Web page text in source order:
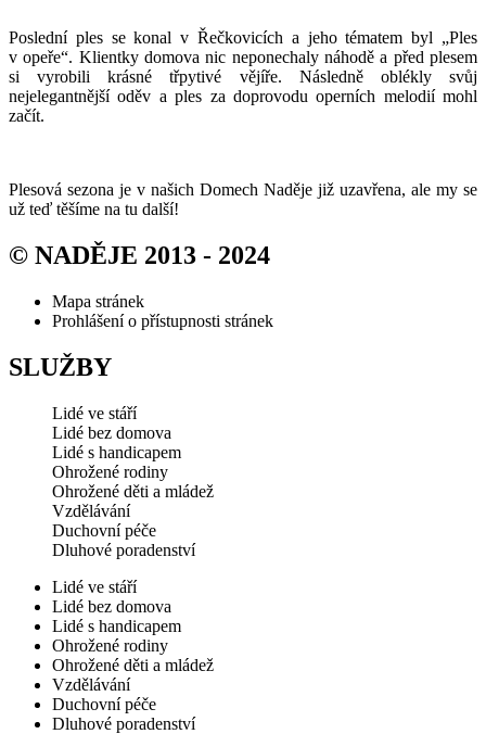
Poslední ples se konal v Řečkovicích a jeho tématem byl „Ples
v opeře“. Klientky domova nic neponechaly náhodě a před plesem
si vyrobili krásné třpytivé vějíře. Následně oblékly svůj
nejelegantnější oděv a ples za doprovodu operních melodií mohl
začít.
Plesová sezona je v našich Domech Naděje již uzavřena, ale my se
už teď těšíme na tu další!
© NADĚJE 2013 - 2024
Mapa stránek
Prohlášení o přístupnosti stránek
SLUŽBY
Lidé ve stáří
Lidé bez domova
Lidé s handicapem
Ohrožené rodiny
Ohrožené děti a mládež
Vzdělávání
Duchovní péče
Dluhové poradenství
Lidé ve stáří
Lidé bez domova
Lidé s handicapem
Ohrožené rodiny
Ohrožené děti a mládež
Vzdělávání
Duchovní péče
Dluhové poradenství